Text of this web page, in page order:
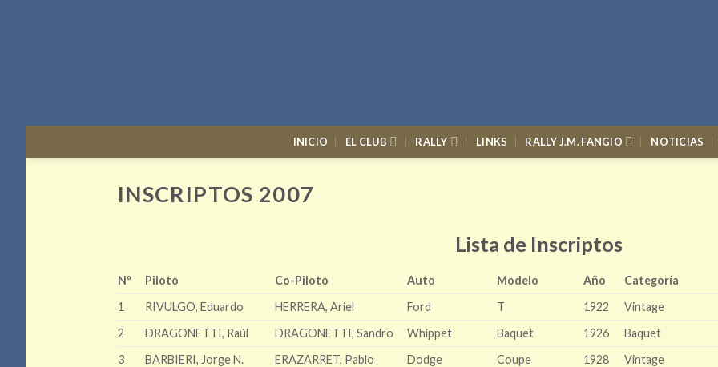
INICIO EL CLUB RALLY LINKS RALLY J.M. FANGIO NOTICIAS
INSCRIPTOS 2007
Lista de Inscriptos
Nº Piloto Co-Piloto Auto Modelo Año
Categoría
1
RIVULGO, Eduardo HERRERA, Ariel Ford T 1922
Vintage
2
DRAGONETTI, Raúl DRAGONETTI, Sandro Whippet Baquet 1926
Baquet
3
BARBIERI, Jorge N. ERAZARRET, Pablo Dodge Coupe 1928
Vintage